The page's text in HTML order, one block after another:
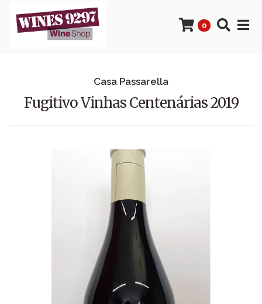
0
Casa Passarella
Fugitivo Vinhas Centenárias 2019